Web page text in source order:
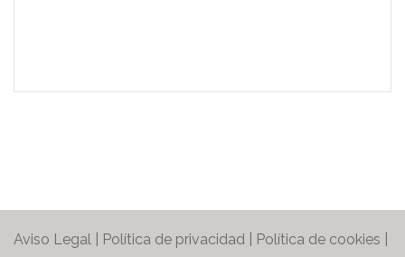
Aviso Legal Política de privacidad | Política de cookies